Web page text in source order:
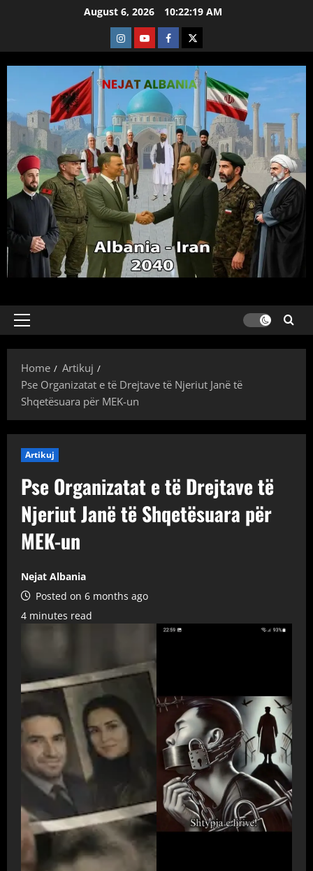
August 6, 2026 10:22:20 AM
Instagram
YoutubeFacebook
X
Primary
Home
Artikuj
Pse Organizatat e të Drejtave të Njeriut Janë të
Shqetësuara për MEK-un
Artikuj
Pse Organizatat e të Drejtave të
Njeriut Janë të Shqetësuara për
MEK-un
Nejat Albania
Posted on 6 months ago
4 minutes read